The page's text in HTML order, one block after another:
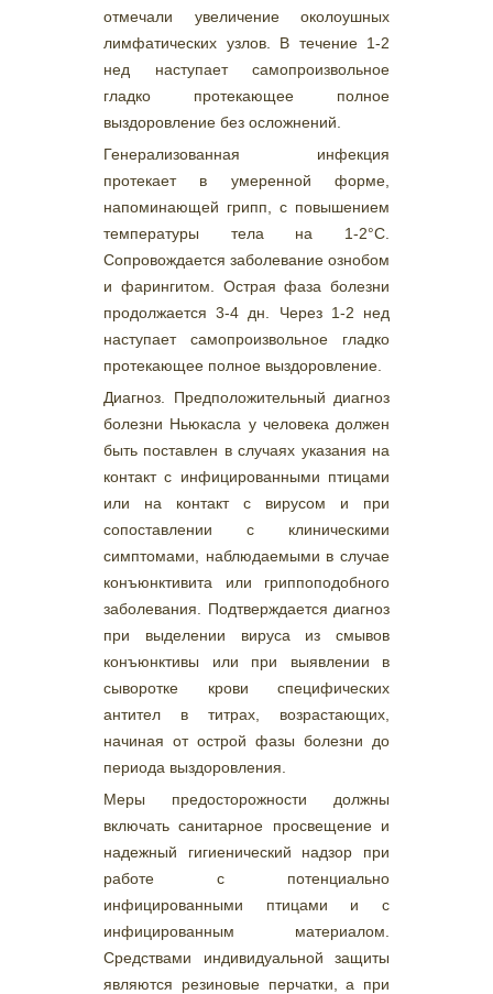
отмечали увеличение околоушных
лимфатических узлов. В течение 1-2
нед наступает самопроизвольное
гладко протекающее полное
выздоровление без осложнений.
Генерализованная инфекция
протекает в умеренной форме,
напоминающей грипп, с повышением
температуры тела на 1-2°С.
Сопровождается заболевание ознобом
и фарингитом. Острая фаза болезни
продолжается 3-4 дн. Через 1-2 нед
наступает самопроизвольное гладко
протекающее полное выздоровление.
Диагноз. Предположительный диагноз
болезни Ньюкасла у человека должен
быть поставлен в случаях указания на
контакт с инфицированными птицами
или на контакт с вирусом и при
сопоставлении с клиническими
симптомами, наблюдаемыми в случае
конъюнктивита или гриппоподобного
заболевания. Подтверждается диагноз
при выделении вируса из смывов
конъюнктивы или при выявлении в
сыворотке крови специфических
антител в титрах, возрастающих,
начиная от острой фазы болезни до
периода выздоровления.
Меры предосторожности должны
включать санитарное просвещение и
надежный гигиенический надзор при
работе с потенциально
инфицированными птицами и с
инфицированным материалом.
Средствами индивидуальной защиты
являются резиновые перчатки, а при